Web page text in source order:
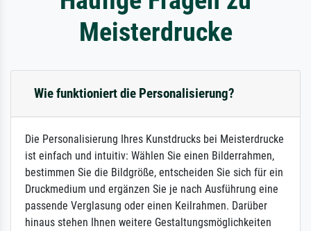
Meisterdrucke
Wie funktioniert die Personalisierung?
Die Personalisierung Ihres Kunstdrucks bei Meisterdrucke
ist einfach und intuitiv: Wählen Sie einen Bilderrahmen,
bestimmen Sie die Bildgröße, entscheiden Sie sich für ein
Druckmedium und ergänzen Sie je nach Ausführung eine
passende Verglasung oder einen Keilrahmen. Darüber
hinaus stehen Ihnen weitere Gestaltungsmöglichkeiten